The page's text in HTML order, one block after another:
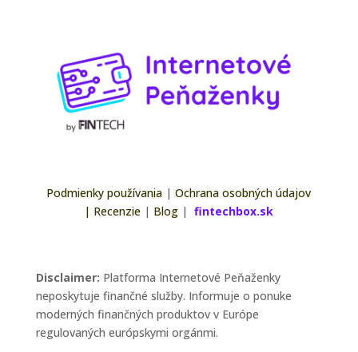
Podmienky používania |Ochrana osobných údajov
| Recenzie | Blog |fintechbox.sk
Disclaimer: Platforma Internetové Peňaženky
neposkytuje finančné služby. Informuje o ponuke
moderných finančných produktov v Európe
regulovaných európskymi orgánmi.